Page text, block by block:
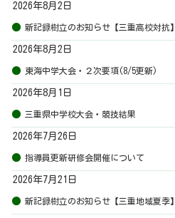
2026年8月2日
新記録樹立のお知らせ【三重高校対抗】
2026年8月2日
東海中学大会・２次要項(8/5更新)
2026年8月1日
三重県中学校大会・競技結果
2026年7月26日
指導員更新研修会開催について
2026年7月21日
新記録樹立のお知らせ【三重地域夏季】